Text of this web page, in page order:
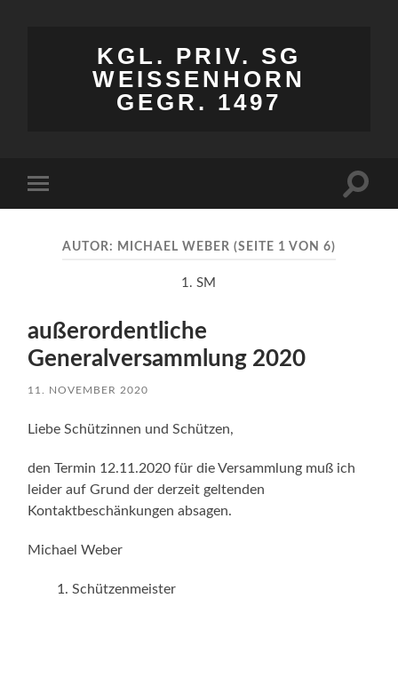
KGL. PRIV. SG
WEISSENHORN
GEGR. 1497
Menü
AUTOR: MICHAEL WEBER (SEITE 1 VON 6)
1. SM
außerordentliche
Generalversammlung 2020
11. NOVEMBER 2020
Liebe Schützinnen und Schützen,
den Termin 12.11.2020 für die Versammlung muß ich
leider auf Grund der derzeit geltenden
Kontaktbeschänkungen absagen.
Michael Weber
Schützenmeister